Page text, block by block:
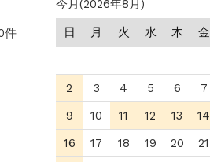
件
今月(2026年8月)
日
月 火 水 木 金
2
3 4 5 6 7
9
10 11 12 13 14
16
17 18 19 20 21